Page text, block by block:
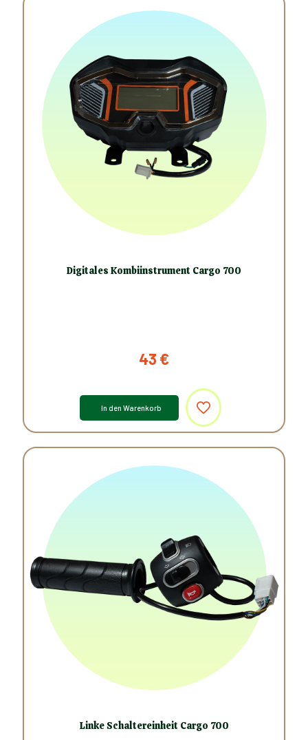
Digitales Kombiinstrument Cargo 700
43 €
In den Warenkorb
Linke Schaltereinheit Cargo 700